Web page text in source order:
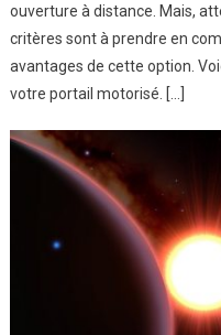
ouverture à distance. Mais,
critères sont à prendre en
avantages de cette option.
votre portail motorisé. […]